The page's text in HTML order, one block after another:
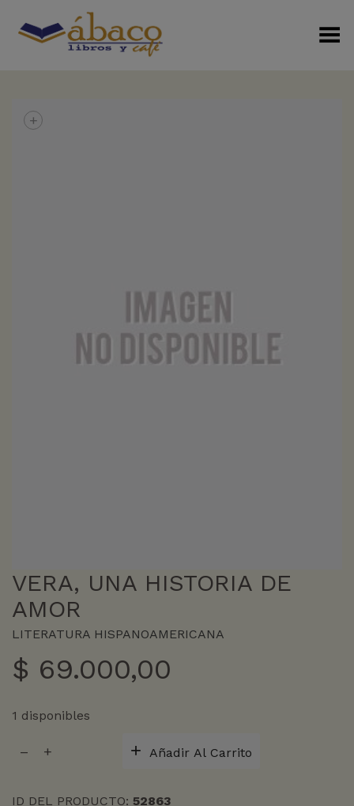
Menú Alterno
+
VERA, UNA HISTORIA DE
AMOR
LITERATURA HISPANOAMERICANA
$ 69.000,00
1 disponibles
UNA
Añadir Al Carrito
ID DEL PRODUCTO: 52863